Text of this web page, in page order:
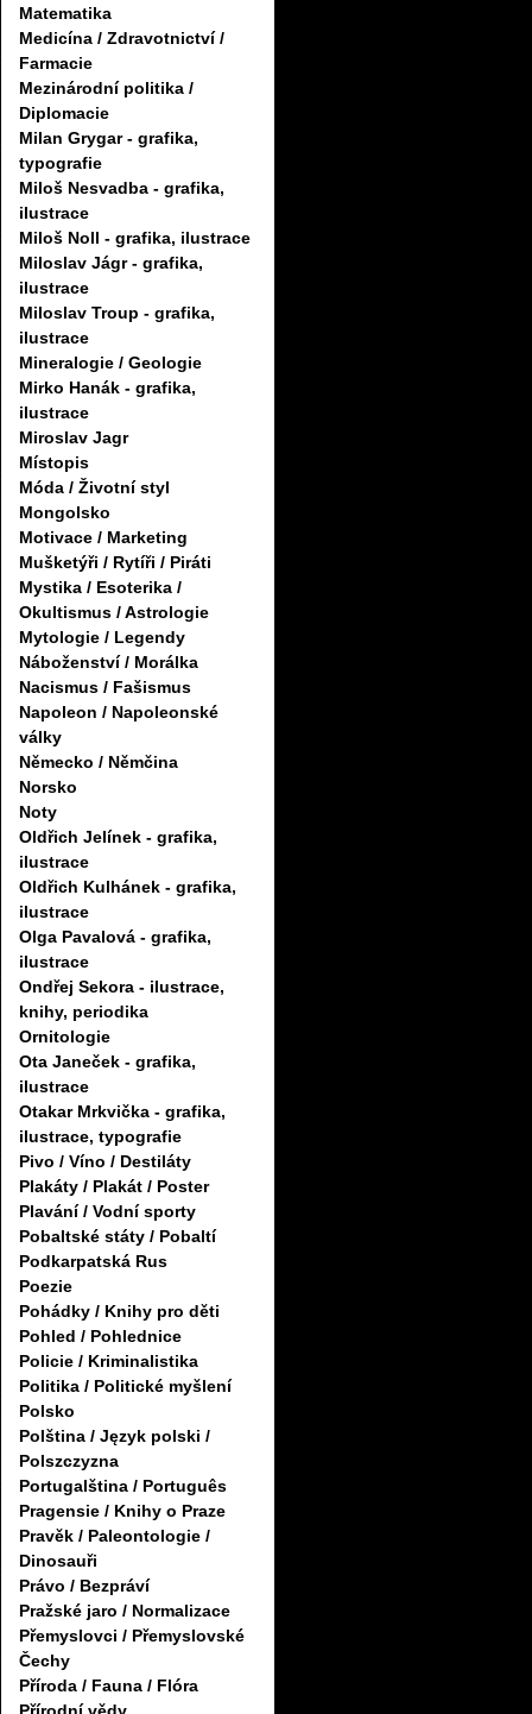
Matematika
Medicína / Zdravotnictví /
Farmacie
Mezinárodní politika /
Diplomacie
Milan Grygar - grafika,
typografie
Miloš Nesvadba - grafika,
ilustrace
Miloš Noll - grafika, ilustrace
Miloslav Jágr - grafika,
ilustrace
Miloslav Troup - grafika,
ilustrace
Mineralogie / Geologie
Mirko Hanák - grafika,
ilustrace
Miroslav Jagr
Místopis
Móda / Životní styl
Mongolsko
Motivace / Marketing
Mušketýři / Rytíři / Piráti
Mystika / Esoterika /
Okultismus / Astrologie
Mytologie / Legendy
Náboženství / Morálka
Nacismus / Fašismus
Napoleon / Napoleonské
války
Německo / Němčina
Norsko
Noty
Oldřich Jelínek - grafika,
ilustrace
Oldřich Kulhánek - grafika,
ilustrace
Olga Pavalová - grafika,
ilustrace
Ondřej Sekora - ilustrace,
knihy, periodika
Ornitologie
Ota Janeček - grafika,
ilustrace
Otakar Mrkvička - grafika,
ilustrace, typografie
Pivo / Víno / Destiláty
Plakáty / Plakát / Poster
Plavání / Vodní sporty
Pobaltské státy / Pobaltí
Podkarpatská Rus
Poezie
Pohádky / Knihy pro děti
Pohled / Pohlednice
Policie / Kriminalistika
Politika / Politické myšlení
Polsko
Polština / Język polski /
Polszczyzna
Portugalština / Português
Pragensie / Knihy o Praze
Pravěk / Paleontologie /
Dinosauři
Právo / Bezpráví
Pražské jaro / Normalizace
Přemyslovci / Přemyslovské
Čechy
Příroda / Fauna / Flóra